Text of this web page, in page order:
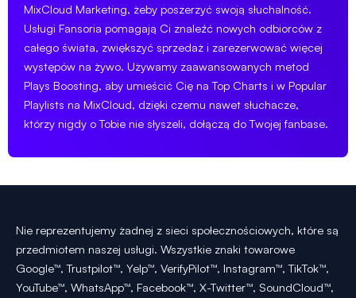
MixCloud Marketing, żeby poszerzyć swoją słuchalność.
Usługi Fansoria pomagają Ci znaleźć nowych odbiorców z
całego świata, zwiększyć sprzedaż i zarezerwować więcej
występów na żywo. Używamy zaawansowanych metod
Plays Boosting, aby umieścić Cię na Top Charts i w Popular
Playlists na MixCloud, dzięki czemu nawet słuchacze,
którzy nigdy o Tobie nie słyszeli, dołączą do Twojej fanbase.
Nie reprezentujemy żadnej z sieci społecznościowych, które są
przedmiotem naszej usługi. Wszystkie znaki towarowe
Google™, Trustpilot™, Yelp™, VerifyPilot™, Instagram™, TikTok™,
YouTube™, WhatsApp™, Facebook™, X-Twitter™, SoundCloud™,